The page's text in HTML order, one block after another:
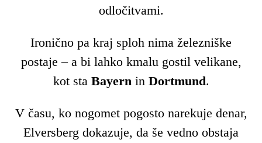
odločitvami.
Ironično pa kraj sploh nima železniške
postaje – a bi lahko kmalu gostil velikane,
kot sta Bayern in Dortmund.
V času, ko nogomet pogosto narekuje denar,
Elversberg dokazuje, da še vedno obstaja